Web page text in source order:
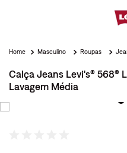
Masculino Roupas
Calça Jeans Levi's® 568®
Lavagem Média